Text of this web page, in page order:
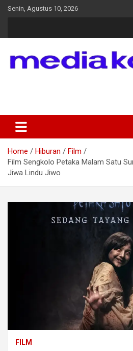
SkipSenin, Agustus 10, 2026
Home Hiburan
Film
Film Sengkolo Petaka Malam Satu
Jiwa Lindu Jiwo
FILM